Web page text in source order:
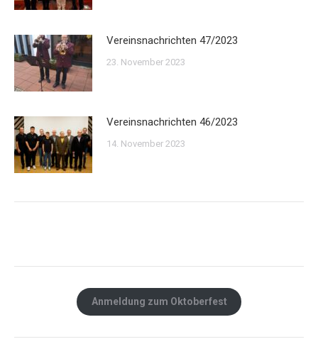
Vereinsnachrichten 47/2023
23. November 2023
Vereinsnachrichten 46/2023
14. November 2023
Anmeldung zum Oktoberfest